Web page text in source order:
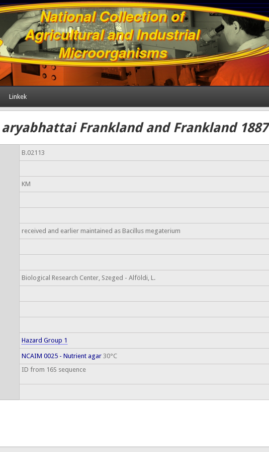
Linkek
Frankland and Frankland 1887
B.02113
KM
received and earlier maintained as Bacillus megaterium
Biological Research Center, Szeged - Alföldi, L.
Hazard Group 1
NCAIM 0025 - Nutrient agar30°C
ID from 16S sequence